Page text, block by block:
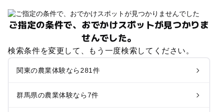
ご指定の条件で、おでかけスポットが見つかりま
せんでした。
検索条件を変更して、もう一度検索してください。
関東の農業体験なら281件
群馬県の農業体験なら7件